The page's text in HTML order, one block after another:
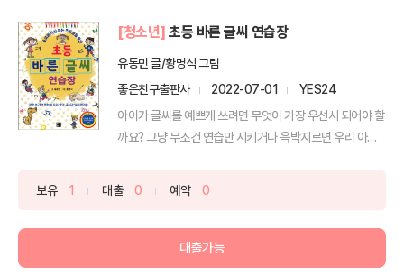
[청소년] 초등 바른 글씨 연습장
유동민 글/황명석 그림
좋은친구출판사
2022-07-01
YES24
아이가 글씨를 예쁘게 쓰려면 무엇이 가장 우선시 되어야 할
까요? 그냥 무조건 연습만 시키거나 윽박지르면 우리 아이
보유 1 대출 0 예약 0
대출가능